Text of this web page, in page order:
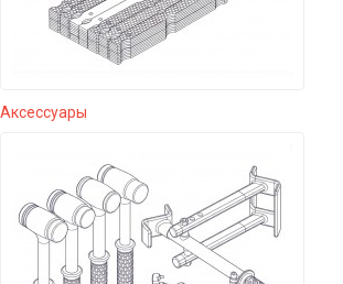
Аксессуары